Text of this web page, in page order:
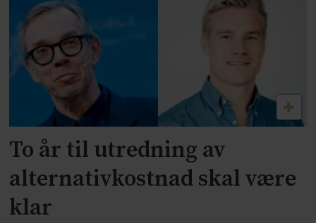
To år til utredning av
alternativkostnad skal være
klar